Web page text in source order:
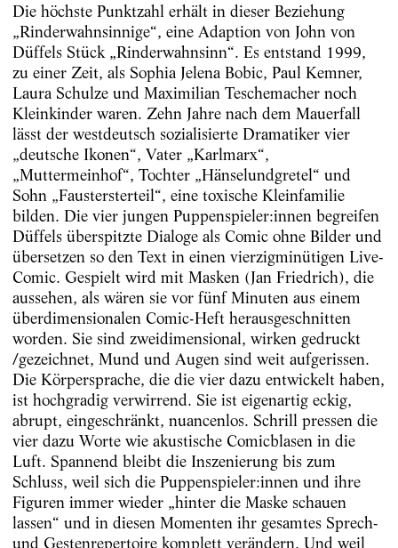
Die höchste Punktzahl erhält in dieser Beziehung
„Rinderwahnsinnige“, eine Adaption von John von
Düffels Stück „Rinderwahnsinn“. Es entstand 1999,
zu einer Zeit, als Sophia Jelena Bobic, Paul Kemner,
Laura Schulze und Maximilian Teschemacher noch
Kleinkinder waren. Zehn Jahre nach dem Mauerfall
lässt der westdeutsch sozialisierte Dramatiker vier
„deutsche Ikonen“, Vater „Karlmarx“,
„Muttermeinhof“, Tochter „Hänselundgretel“ und
Sohn „Faustersterteil“, eine toxische Kleinfamilie
bilden. Die vier jungen Puppenspieler:innen begreifen
Düffels überspitzte Dialoge als Comic ohne Bilder und
übersetzen so den Text in einen vierzigminütigen Live-
Comic. Gespielt wird mit Masken (Jan Friedrich), die
aussehen, als wären sie vor fünf Minuten aus einem
überdimensionalen Comic-Heft herausgeschnitten
worden. Sie sind zweidimensional, wirken gedruckt
/gezeichnet, Mund und Augen sind weit aufgerissen.
Die Körpersprache, die die vier dazu entwickelt haben,
ist hochgradig verwirrend. Sie ist eigenartig eckig,
abrupt, eingeschränkt, nuancenlos. Schrill pressen die
vier dazu Worte wie akustische Comicblasen in die
Luft. Spannend bleibt die Inszenierung bis zum
Schluss, weil sich die Puppen­spieler:innen und ihre
Figuren immer wieder „hinter die Maske schauen
lassen“ und in diesen Momenten ihr gesamtes Sprech-
und Gestenrepertoire komplett verändern. Und weil